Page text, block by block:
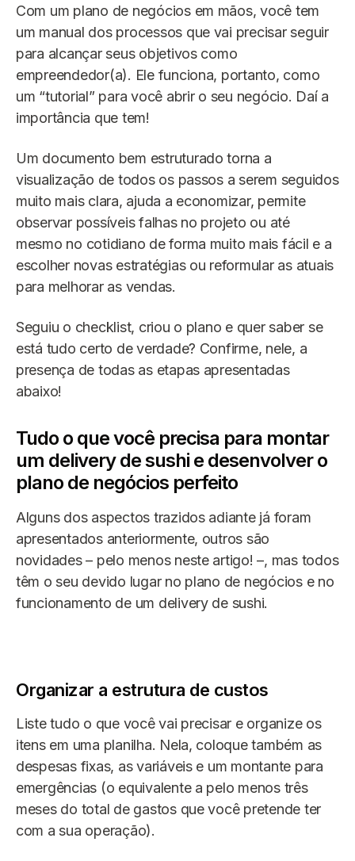
Com um plano de negócios em mãos, você tem
um manual dos processos que vai precisar seguir
para alcançar seus objetivos como
empreendedor(a). Ele funciona, portanto, como
um “tutorial” para você abrir o seu negócio. Daí a
importância que tem!
Um documento bem estruturado torna a
visualização de todos os passos a serem seguidos
muito mais clara, ajuda a economizar, permite
observar possíveis falhas no projeto ou até
mesmo no cotidiano de forma muito mais fácil e a
escolher novas estratégias ou reformular as atuais
para melhorar as vendas.
Seguiu o checklist, criou o plano e quer saber se
está tudo certo de verdade? Confirme, nele, a
presença de todas as etapas apresentadas
abaixo!
Tudo o que você precisa para montar
um delivery de sushi e desenvolver o
plano de negócios perfeito
Alguns dos aspectos trazidos adiante já foram
apresentados anteriormente, outros são
novidades – pelo menos neste artigo! –, mas todos
têm o seu devido lugar no plano de negócios e no
funcionamento de um delivery de sushi.
Organizar a estrutura de custos
Liste tudo o que você vai precisar e organize os
itens em uma planilha. Nela, coloque também as
despesas fixas, as variáveis e um montante para
emergências (o equivalente a pelo menos três
meses do total de gastos que você pretende ter
com a sua operação).